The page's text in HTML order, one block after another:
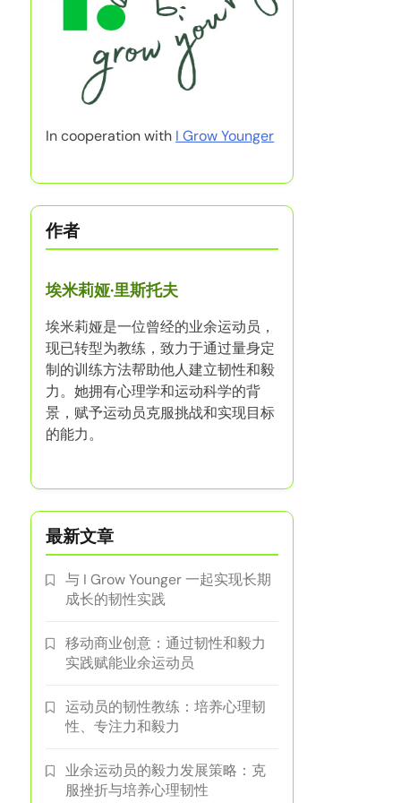
In cooperation with I Grow Younger
作者
埃米莉娅·里斯托夫
埃米莉娅是一位曾经的业余运动员，
现已转型为教练，致力于通过量身定
制的训练方法帮助他人建立韧性和毅
力。她拥有心理学和运动科学的背
景，赋予运动员克服挑战和实现目标
的能力。
最新文章
与 I Grow Younger 一起实现长期
成长的韧性实践
移动商业创意：通过韧性和毅力
实践赋能业余运动员
运动员的韧性教练：培养心理韧
性、专注力和毅力
业余运动员的毅力发展策略：克
服挫折与培养心理韧性